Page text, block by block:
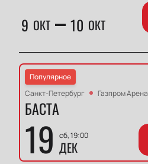
9 ОКТ 10 ОКТ
Популярное
Санкт-Петербург
Газпром Арена
БАСТА
19 сб, 19:00
ДЕК